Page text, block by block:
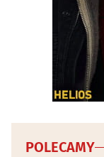
POLECAMY